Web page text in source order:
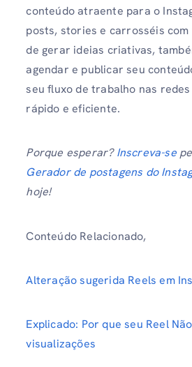
conteúdo atraente para o
posts, stories e carrosséis com
de gerar ideias criativas,
agendar e publicar seu
seu fluxo de trabalho nas
rápido e eficiente.
Porque esperar?Inscreva-se
Gerador de postagens do
hoje!
Conteúdo Relacionado,
Alteração sugerida Reels em
Explicado: Por que seu Reel
visualizações